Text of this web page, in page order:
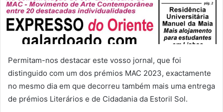
Permitam-nos destacar este vosso jornal, que foi
distinguido com um dos prémios MAC 2023, exactamente
no mesmo dia em que decorreu também mais uma entrega
de prémios Literários e de Cidadania da Estoril Sol.